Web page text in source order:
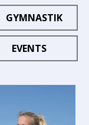
GYMNASTIK
EVENTS